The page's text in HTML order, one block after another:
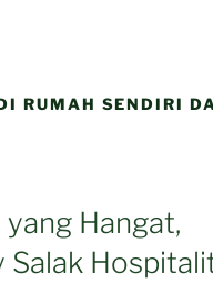
RUMAH SENDIRI
Hangat,
Salak